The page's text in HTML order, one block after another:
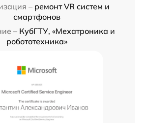
– ремонт VR систем и
смартфонов
– КубГТУ, «Мехатроника и
робототехника»